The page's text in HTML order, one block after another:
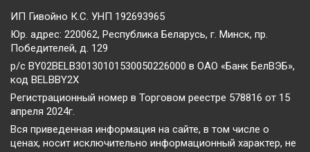
ИП Гивойно К.С. УНП 192693965
Юр. адрес: 220062, Республика Беларусь, г. Минск, пр.
Победителей, д. 129
р/с BY02BELB30130101530050226000 в ОАО «Банк БелВЭБ»,
код BELBBY2X
Регистрационный номер в Торговом реестре 578816 от 15
апреля 2024г.
Вся приведенная информация на сайте, в том числе о
ценах, носит исключительно информационный характер, не